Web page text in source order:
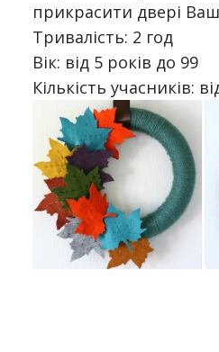
прикрасити двері
Тривалість: 2 год
Вік: від 5 років до 99
Кількість учасників: